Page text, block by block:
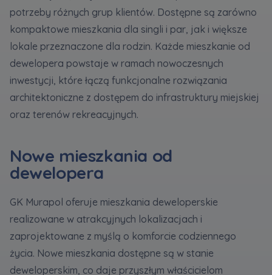
potrzeby różnych grup klientów. Dostępne są zarówno
kompaktowe mieszkania dla singli i par, jak i większe
lokale przeznaczone dla rodzin. Każde mieszkanie od
dewelopera powstaje w ramach nowoczesnych
inwestycji, które łączą funkcjonalne rozwiązania
architektoniczne z dostępem do infrastruktury miejskiej
oraz terenów rekreacyjnych.
Nowe mieszkania od
dewelopera
GK Murapol oferuje mieszkania deweloperskie
realizowane w atrakcyjnych lokalizacjach i
zaprojektowane z myślą o komforcie codziennego
życia. Nowe mieszkania dostępne są w stanie
deweloperskim, co daje przyszłym właścicielom
Zawiadomienia o nabyciu lub posiadaniu znacznego
pakietu akcji proszę wysyłać na
notyfikacje@murapol.pl